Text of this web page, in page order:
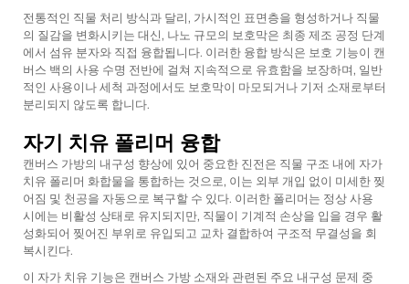
전통적인 직물 처리 방식과 달리, 가시적인 표면층을 형성하거나 직물
의 질감을 변화시키는 대신, 나노 규모의 보호막은 최종 제조 공정 단계
에서 섬유 분자와 직접 융합됩니다. 이러한 융합 방식은 보호 기능이 캔
버스 백의 사용 수명 전반에 걸쳐 지속적으로 유효함을 보장하며, 일반
적인 사용이나 세척 과정에서도 보호막이 마모되거나 기저 소재로부터
분리되지 않도록 합니다.
자기 치유 폴리머 융합
캔버스 가방의 내구성 향상에 있어 중요한 진전은 직물 구조 내에 자가
치유 폴리머 화합물을 통합하는 것으로, 이는 외부 개입 없이 미세한 찢
어짐 및 천공을 자동으로 복구할 수 있다. 이러한 폴리머는 정상 사용
시에는 비활성 상태로 유지되지만, 직물이 기계적 손상을 입을 경우 활
성화되어 찢어진 부위로 유입되고 교차 결합하여 구조적 무결성을 회
복시킨다.
이 자가 치유 기능은 캔버스 가방 소재와 관련된 주요 내구성 문제 중